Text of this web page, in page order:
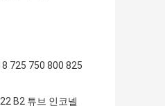
725 750 800 825
B2 튜브 인코넬